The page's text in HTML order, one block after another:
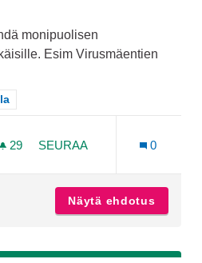
monipuolisen
Esim Virusmäentien
mukaan: Runosmäki-Raunistula
29 29 SEURAAJAA
SEURAA
0
Näytä ehdotus